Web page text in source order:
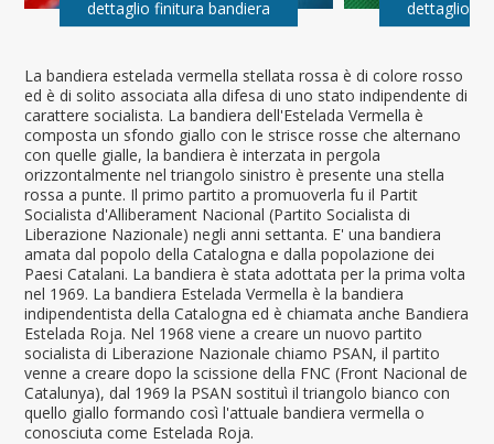
La bandiera estelada vermella stellata rossa è di colore rosso
ed è di solito associata alla difesa di uno stato indipendente di
carattere socialista. La bandiera dell'Estelada Vermella è
composta un sfondo giallo con le strisce rosse che alternano
con quelle gialle, la bandiera è interzata in pergola
orizzontalmente nel triangolo sinistro è presente una stella
rossa a punte. Il primo partito a promuoverla fu il Partit
Socialista d'Alliberament Nacional (Partito Socialista di
Liberazione Nazionale) negli anni settanta. E' una bandiera
amata dal popolo della Catalogna e dalla popolazione dei
Paesi Catalani. La bandiera è stata adottata per la prima volta
nel 1969. La bandiera Estelada Vermella è la bandiera
indipendentista della Catalogna ed è chiamata anche Bandiera
Estelada Roja. Nel 1968 viene a creare un nuovo partito
socialista di Liberazione Nazionale chiamo PSAN, il partito
venne a creare dopo la scissione della FNC (Front Nacional de
Catalunya), dal 1969 la PSAN sostituì il triangolo bianco con
quello giallo formando così l'attuale bandiera vermella o
conosciuta come Estelada Roja.
dettaglio finitura bandiera dettaglio